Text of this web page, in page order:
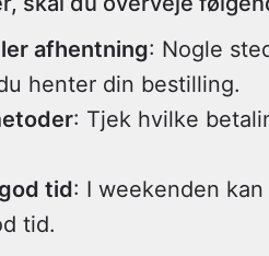
afhentning: Nogle
henter din bestilling.
: Tjek hvilke
tid: I weekenden
tid.